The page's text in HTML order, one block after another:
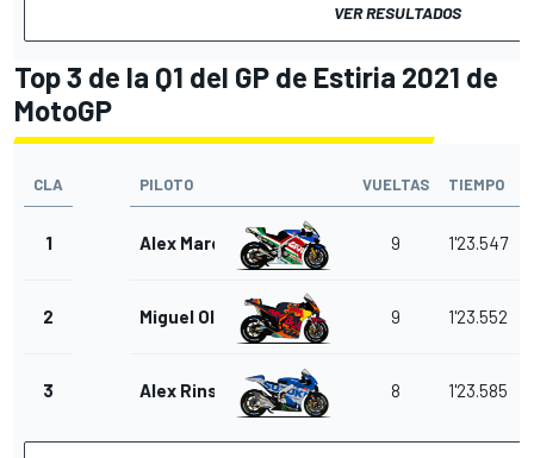
VER RESULTADOS
Top 3 de la Q1 del GP de Estiria 2021 de
MotoGP
CLA PILOTO VUELTAS TIEMPO
1 Alex Marquez 9 1'23.547
2 Miguel Oliveira 9 1'23.552
3 Alex Rins 8 1'23.585